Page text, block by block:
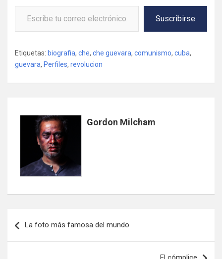
Escribe tu correo electrónico…
Suscribirse
Etiquetas: biografia, che, che guevara, comunismo, cuba,
guevara, Perfiles, revolucion
Gordon Milcham
de
La foto más famosa del mundo